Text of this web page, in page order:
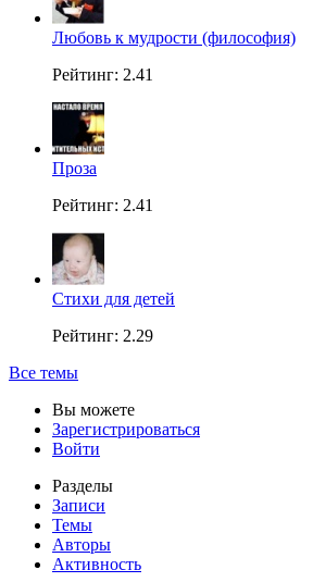
Любовь к мудрости (философия)
Рейтинг: 2.41
Проза
Рейтинг: 2.41
Стихи для детей
Рейтинг: 2.29
Все темы
Вы можете
Зарегистрироваться
Войти
Разделы
Записи
Темы
Авторы
Активность